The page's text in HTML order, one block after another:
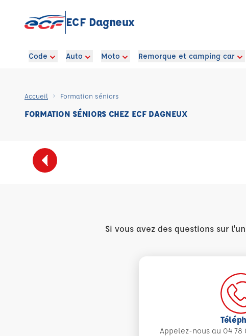
ECF Dagneux
Code Auto Moto Remorque et camping car
Accueil Formation séniors
FORMATION SÉNIORS CHEZ ECF DAGNEUX
Si vous avez des questions sur
Appelez-nous au 04 78